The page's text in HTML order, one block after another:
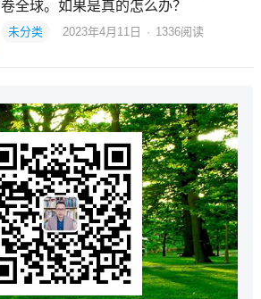
卷全球。如果是真的怎么办？
未分类 2023年4月11日 · 1336阅读